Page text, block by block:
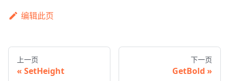
编辑此页
上一页
SetHeight
下一页
GetBold